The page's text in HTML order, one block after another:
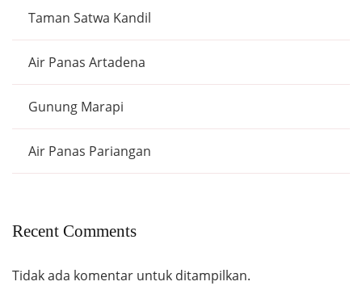
Taman Satwa Kandil
Air Panas Artadena
Gunung Marapi
Air Panas Pariangan
Recent Comments
Tidak ada komentar untuk ditampilkan.